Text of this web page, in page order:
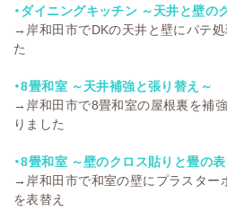
・ダイニングキッチン ～天井と壁の
→ 岸和田市でDKの天井と壁にパテ
た
・8畳和室 ～天井補強と張り替え～
→ 岸和田市で8畳和室の屋根裏を補
りました
・8畳和室 ～壁のクロス貼りと畳の
→ 岸和田市で和室の壁にプラスター
を表替え